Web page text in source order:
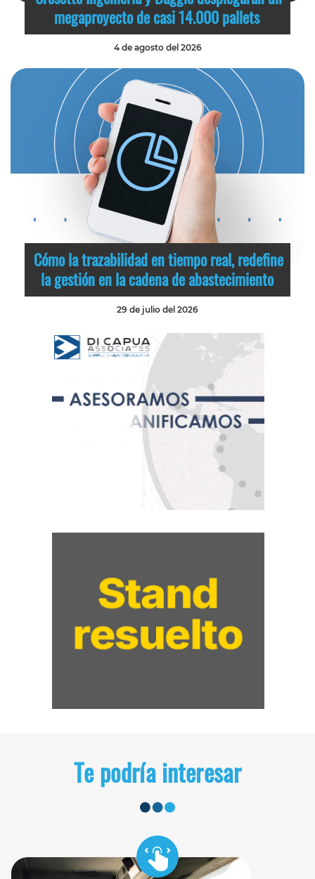
megaproyecto de casi 14.000 pallets
4 de agosto del 2026
Cómo la trazabilidad en tiempo real, redefine
la gestión en la cadena de abastecimiento
29 de julio del 2026
Te podría interesar